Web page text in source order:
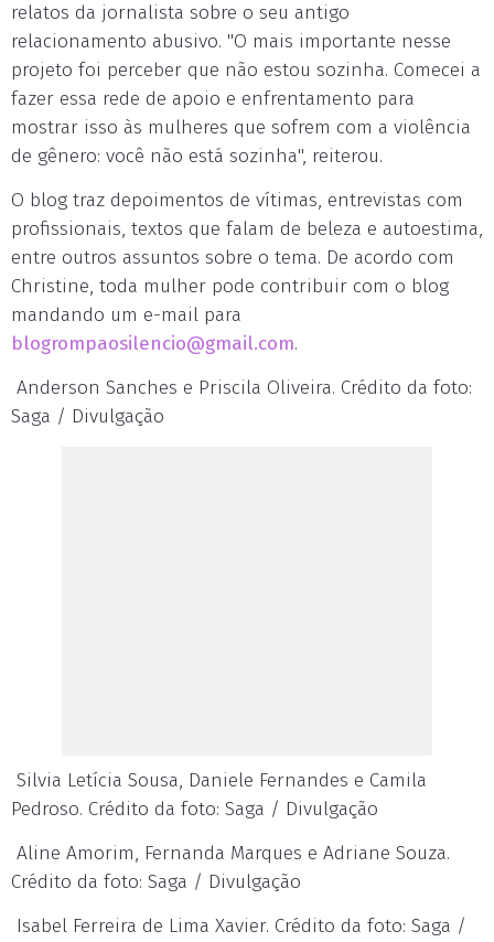
relatos da jornalista sobre o seu antigo
relacionamento abusivo. "O mais importante nesse
projeto foi perceber que não estou sozinha. Comecei a
fazer essa rede de apoio e enfrentamento para
mostrar isso às mulheres que sofrem com a violência
de gênero: você não está sozinha", reiterou.
O blog traz depoimentos de vítimas, entrevistas com
profissionais, textos que falam de beleza e autoestima,
entre outros assuntos sobre o tema. De acordo com
Christine, toda mulher pode contribuir com o blog
mandando um e-mail para
blogrompaosilencio@gmail.com.
Anderson Sanches e Priscila Oliveira. Crédito da foto:
Saga / Divulgação
Silvia Letícia Sousa, Daniele Fernandes e Camila
Pedroso. Crédito da foto: Saga / Divulgação
Aline Amorim, Fernanda Marques e Adriane Souza.
Crédito da foto: Saga / Divulgação
Isabel Ferreira de Lima Xavier. Crédito da foto: Saga /